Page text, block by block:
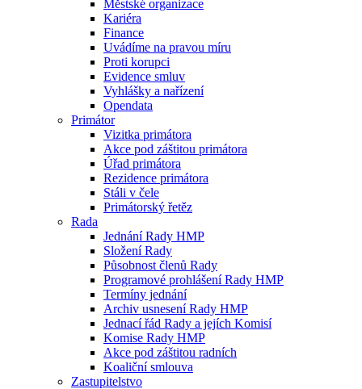
Městské organizace
Kariéra
Finance
Uvádíme na pravou míru
Proti korupci
Evidence smluv
Vyhlášky a nařízení
Opendata
Primátor
Vizitka primátora
Akce pod záštitou primátora
Úřad primátora
Rezidence primátora
Stáli v čele
Primátorský řetěz
Rada
Jednání Rady HMP
Složení Rady
Působnost členů Rady
Programové prohlášení Rady HMP
Termíny jednání
Archiv usnesení Rady HMP
Jednací řád Rady a jejích Komisí
Komise Rady HMP
Akce pod záštitou radních
Koaliční smlouva
Zastupitelstvo